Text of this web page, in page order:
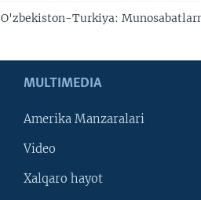
O'zbekiston-Turkiya:
MULTIMEDIA
Amerika Manzaralari
Video
Xalqaro hayot